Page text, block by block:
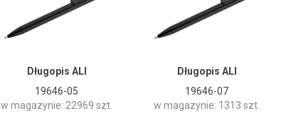
Długopis ALI
19646-05
w magazynie: 22969 szt.
Długopis ALI
19646-07
w magazynie: 1313 szt.